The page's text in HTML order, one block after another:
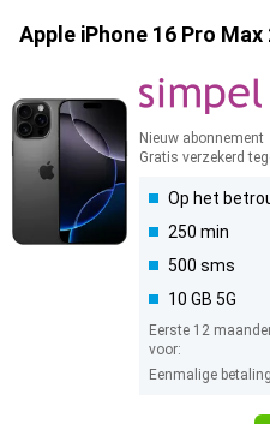
Apple iPhone 16 Pro
Nieuw abonnement
Gratis verzekerd
Op het
250 min
500 sms
10 GB 5G
Eerste 12
voor:
Eenmalige